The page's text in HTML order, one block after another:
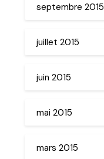
septembre 2015
juillet 2015
juin 2015
mai 2015
mars 2015